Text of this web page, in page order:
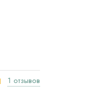
1 отзывов